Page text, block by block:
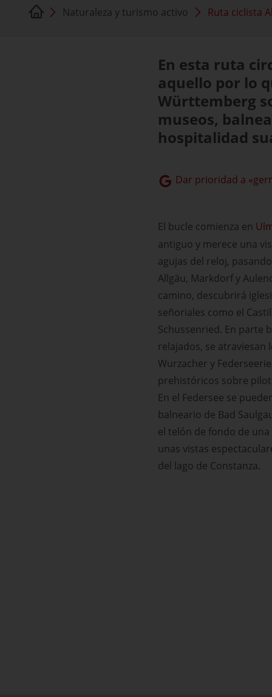
Naturaleza y turismo activo Ruta ciclista
En esta ruta
aquello por lo
Württemberg
museos,
hospitalidad
Dar prioridad a
El bucle comienza en
antiguo y merece una
agujas del reloj,
Allgäu, Markdorf y
camino, descubrirá
señoriales como el
Schussenried. En parte
relajados, se atraviesan
Wurzacher y
prehistóricos sobre
En el Federsee se
balneario de Bad
el telón de fondo de
unas vistas
del lago de Constanza.